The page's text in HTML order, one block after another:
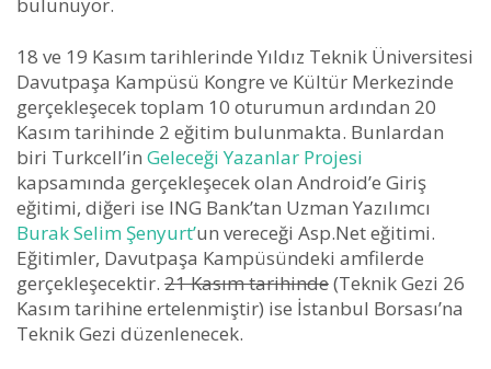
18 ve 19 Kasım tarihlerinde Yıldız Teknik Üniversitesi
Davutpaşa Kampüsü Kongre ve Kültür Merkezinde
gerçekleşecek toplam 10 oturumun ardından 20
Kasım tarihinde 2 eğitim bulunmakta. Bunlardan
biri Turkcell’in Geleceği Yazanlar Projesi
kapsamında gerçekleşecek olan Android’e Giriş
eğitimi, diğeri ise ING Bank’tan Uzman Yazılımcı
Burak Selim Şenyurt’un vereceği Asp.Net eğitimi.
Eğitimler, Davutpaşa Kampüsündeki amfilerde
gerçekleşecektir. 21 Kasım tarihinde(Teknik Gezi 26
Kasım tarihine ertelenmiştir) ise İstanbul Borsası’na
Teknik Gezi düzenlenecek.